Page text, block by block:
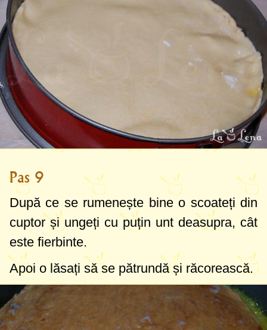
Pas 9
După ce se rumenește bine o scoateți din
cuptor și ungeți cu puțin unt deasupra, cât
este fierbinte.
Apoi o lăsați să se pătrundă și răcorească.